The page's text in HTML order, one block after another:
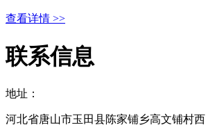
查看详情 >>
联系信息
地址：
河北省唐山市玉田县陈家铺乡高文铺村西